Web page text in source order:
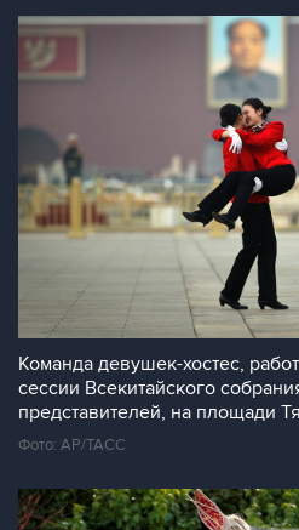
Команда девушек-хостес,
сессии Всекитайского
представителей, на площади
Фото: AP/ТАСС